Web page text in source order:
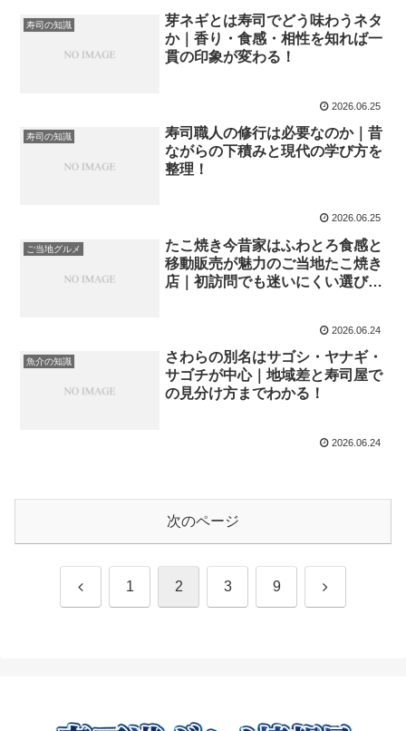
寿司の知識
芽ネギとは寿司でどう味わうネタ
か｜香り・食感・相性を知れば一
貫の印象が変わる！
2026.06.25
寿司の知識
寿司職人の修行は必要なのか｜昔
ながらの下積みと現代の学び方を
整理！
2026.06.25
ご当地グルメ
たこ焼き今昔家はふわとろ食感と
移動販売が魅力のご当地たこ焼き
店｜初訪問でも迷いにくい選び方
2026.06.24
魚介の知識
さわらの別名はサゴシ・ヤナギ・
サゴチが中心｜地域差と寿司屋で
の見分け方までわかる！
2026.06.24
次のページ
前 1 2 3 9 次